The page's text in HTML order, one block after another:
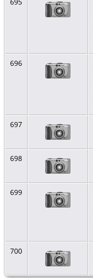
696
697
698
699
700